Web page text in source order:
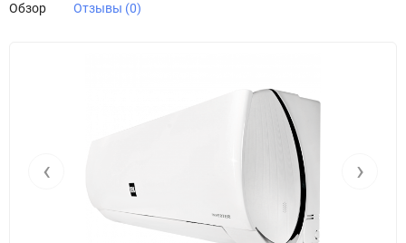
Обзор Отзывы (0)
‹ ›